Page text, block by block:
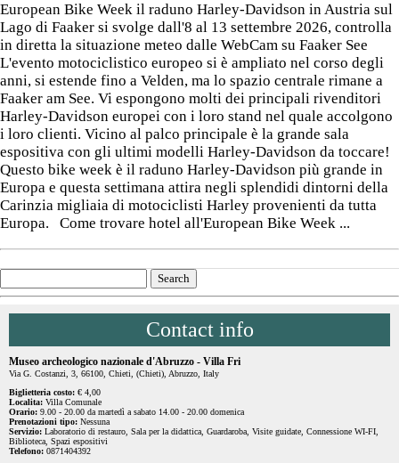
European Bike Week il raduno Harley-Davidson in Austria sul
Lago di Faaker si svolge dall'8 al 13 settembre 2026, controlla
in diretta la situazione meteo dalle WebCam su Faaker See
L'evento motociclistico europeo si è ampliato nel corso degli
anni, si estende fino a Velden, ma lo spazio centrale rimane a
Faaker am See. Vi espongono molti dei principali rivenditori
Harley-Davidson europei con i loro stand nel quale accolgono
i loro clienti. Vicino al palco principale è la grande sala
espositiva con gli ultimi modelli Harley-Davidson da toccare!
Questo bike week è il raduno Harley-Davidson più grande in
Europa e questa settimana attira negli splendidi dintorni della
Carinzia migliaia di motociclisti Harley provenienti da tutta
Europa. Come trovare hotel all'European Bike Week ...
Contact info
Museo archeologico nazionale d'Abruzzo - Villa Fri
Via G. Costanzi, 3, 66100, Chieti, (Chieti), Abruzzo, Italy
Biglietteria costo: € 4,00
Localita: Villa Comunale
Orario: 9.00 - 20.00 da martedì a sabato 14.00 - 20.00 domenica
Prenotazioni tipo: Nessuna
Servizio: Laboratorio di restauro, Sala per la didattica, Guardaroba, Visite guidate, Connessione WI-FI,
Biblioteca, Spazi espositivi
Telefono: 0871404392